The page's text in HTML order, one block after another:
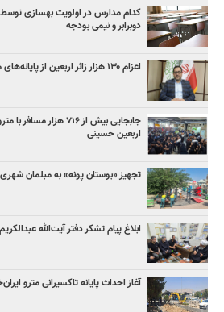
کدام مدارس در اولویت بهسازی توسط
دوبرابر و نیمی بودجه
اعزام ۱۳۰ هزار زائر اربعین از پایانه‌های مسافربری شهر تهران
جابجایی بیش از ۷۱۶
اربعین حسینی
تجهیز «بوستان پونه» به مبلمان
ابلاغ پیام تشکر دفتر آیت‌الله
آغاز احداث پایانه تاکسیرانی مترو